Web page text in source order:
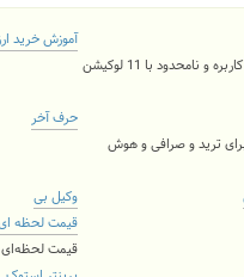
آموزش خرید
ترید و صرافی و هوش
حرف آخر
وکیل بی
قیمت لحظه ای
قیمت لحظه‌ای